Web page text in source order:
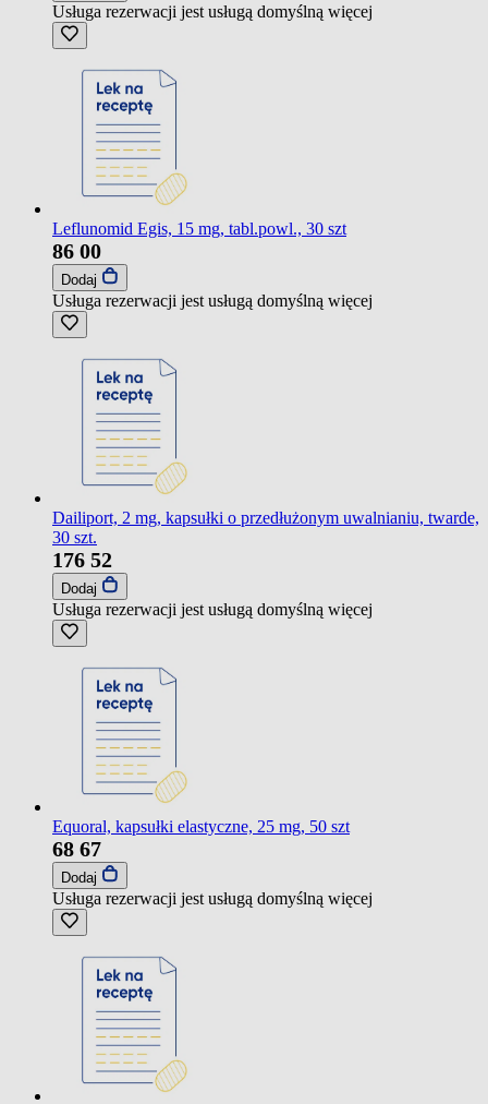
Usługa rezerwacji jest usługą domyślną więcej
Leflunomid Egis, 15 mg, tabl.powl., 30 szt
86 00
Dodaj
Usługa rezerwacji jest usługą domyślną więcej
Dailiport, 2 mg, kapsułki o przedłużonym uwalnianiu, twarde,
30 szt.
176 52
Dodaj
Usługa rezerwacji jest usługą domyślną więcej
Equoral, kapsułki elastyczne, 25 mg, 50 szt
68 67
Dodaj
Usługa rezerwacji jest usługą domyślną więcej